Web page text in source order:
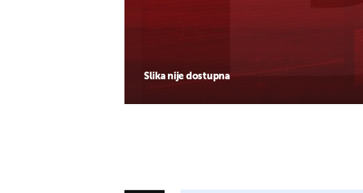
Slika nije dostupna